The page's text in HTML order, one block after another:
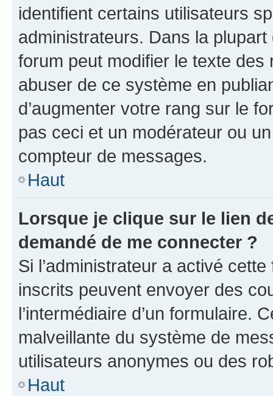
identifient certains utilisateurs
administrateurs. Dans la
forum peut modifier le texte
abuser de ce système en
d’augmenter votre rang sur le
pas ceci et un modérateur ou
compteur de messages.
Haut
Lorsque je clique sur le lien
demandé de me connecter ?
Si l’administrateur a activé
inscrits peuvent envoyer des
l’intermédiaire d’un formulaire.
malveillante du système de
utilisateurs anonymes ou des
Haut